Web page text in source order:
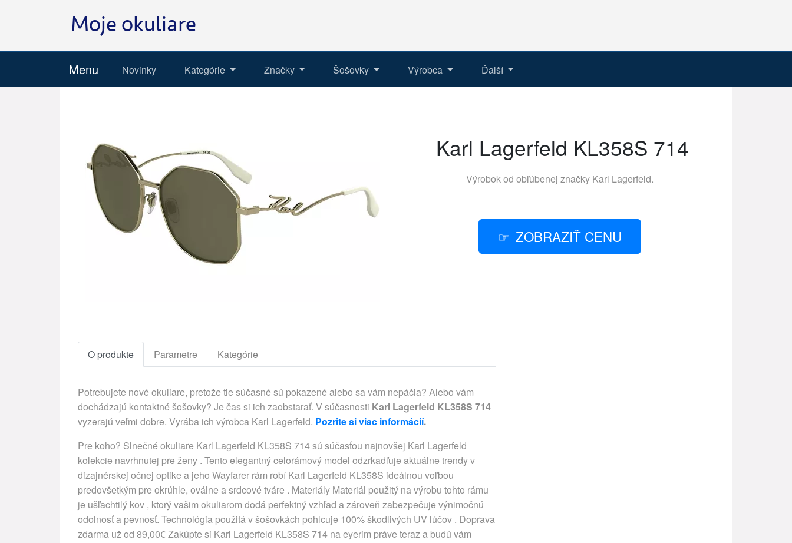
Menu Novinky Kategórie Značky Šošovky Výrobca Ďalší
Karl Lagerfeld KL358S 714
Výrobok od obľúbenej značky Karl Lagerfeld.
ZOBRAZIŤ CENU
O produkte Parametre Kategórie
Potrebujete nové okuliare, pretože tie súčasné sú pokazené alebo sa vám nepáčia? Alebo vám
dochádzajú kontaktné šošovky? Je čas si ich zaobstarať. V súčasnosti Karl Lagerfeld KL358S 714
vyzerajú veľmi dobre. Vyrába ich výrobca Karl Lagerfeld. Pozrite si viac informácií.
Pre koho? Slnečné okuliare Karl Lagerfeld KL358S 714 sú súčasťou najnovšej Karl Lagerfeld
kolekcie navrhnutej pre ženy . Tento elegantný celorámový model odzrkadľuje aktuálne trendy v
dizajnérskej očnej optike a jeho Wayfarer rám robí Karl Lagerfeld KL358S ideálnou voľbou
predovšetkým pre okrúhle, oválne a srdcové tváre . Materiály Materiál použitý na výrobu tohto rámu
je ušľachtilý kov , ktorý vašim okuliarom dodá perfektný vzhľad a zároveň zabezpečuje výnimočnú
odolnosť a pevnosť. Technológia použitá v šošovkách pohlcuje 100% škodlivých UV lúčov . Doprava
zdarma už od 89,00€ Zakúpte si Karl Lagerfeld KL358S 714 na eyerim práve teraz a budú vám